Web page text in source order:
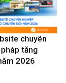
chuyên
tăng
2026